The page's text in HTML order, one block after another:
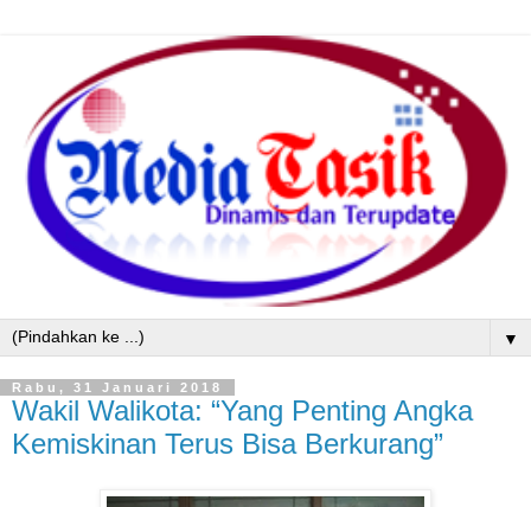
▼
Rabu, 31 Januari 2018
Wakil Walikota: “Yang Penting Angka
Kemiskinan Terus Bisa Berkurang”